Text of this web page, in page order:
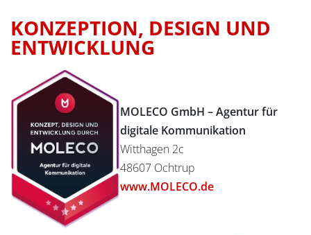
KONZEPTION, DESIGN UND
ENTWICKLUNG
MOLECO GmbH – Agentur für
digitale Kommunikation
Witthagen 2c
48607 Ochtrup
www.MOLECO.de